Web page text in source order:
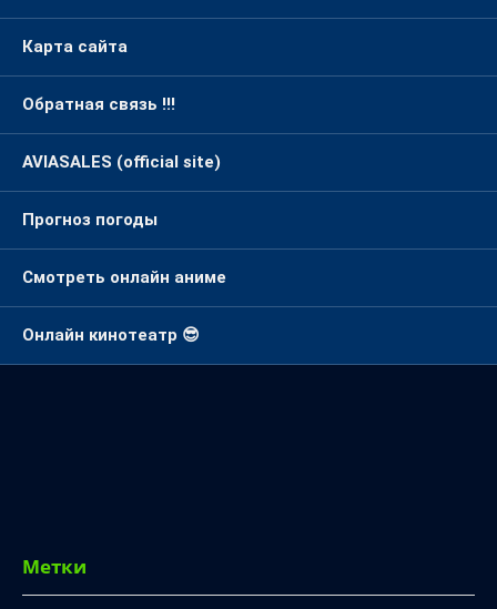
Карта сайта
Обратная связь !!!
AVIASALES (official site)
Прогноз погоды
Смотреть онлайн аниме
Онлайн кинотеатр 😎
Метки